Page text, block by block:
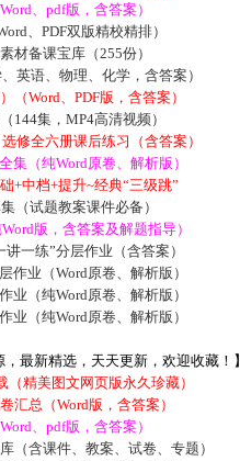
、pdf版，含答案）
、PDF双版精校精排）
材备课宝库（255份）
英语、物理、化学，含答案）
（Word、PDF版，含答案）
144集，MP4高清视频）
修全六册课后练习（含答案）
集（纯Word原卷、解析版）
+中档+提升~经典“三级跳”
（试题教案课件必备）
版，含答案及解题指导）
一练”分层作业（含答案）
作业（Word原卷、解析版）
业（纯Word原卷、解析版）
业（纯Word原卷、解析版）
最新精选，天天更新，欢迎收藏！】
精美图文网页版永久珍藏）
汇总（Word版，含答案）
、pdf版，含答案）
（含课件、教案、试卷、专题）